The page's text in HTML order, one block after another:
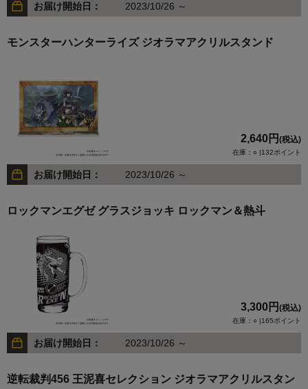
お届け開始日： 2023/10/26 ～
モンスターハンターライズ ジオラマアクリルスタンド
2,640円 (税込)
在庫：○ |132ポイント
お届け開始日： 2023/10/26 ～
ロックマンエグゼ グラスジョッキ ロックマン＆熱斗
3,300円 (税込)
在庫：○ |165ポイント
お届け開始日： 2023/10/26 ～
逆転裁判456 王泥喜セレクション ジオラマアクリルスタン